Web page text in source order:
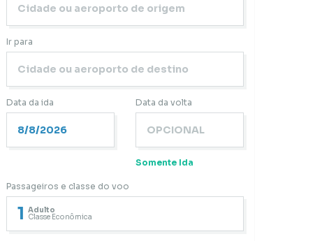
Ir para
Data da ida Data da volta
Somente Ida
Passageiros e classe do voo
1 Adulto
Classe Econômica